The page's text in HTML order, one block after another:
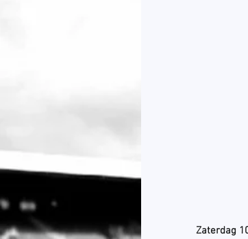
Zaterdag